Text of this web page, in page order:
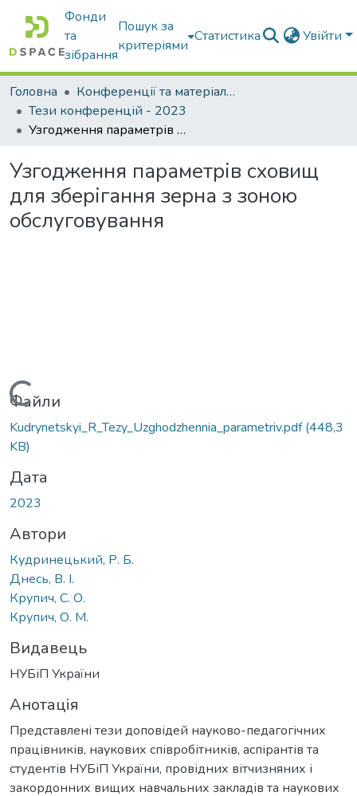
Фонди
та
зібрання
Пошук за
критеріями
Статистика Увійти
Головна
Конференції та матеріали конференцій
Тези конференцій - 2023
Узгодження параметрів сховищ для зберігання зерна з зоною обслуговування
Узгодження параметрів сховищ
для зберігання зерна з зоною
обслуговування
Вантажиться...
Файли
Kudrynetskyi_R_Tezy_Uzghodzhennia_parametriv.pdf(448,3
KB)
Дата
2023
Автори
Кудринецький, Р. Б.
Днесь, В. І.
Крупич, С. О.
Крупич, О. М.
Видавець
НУБіП України
Анотація
Представлені тези доповідей науково-педагогічних
працівників, наукових співробітників, аспірантів та
студентів НУБіП України, провідних вітчизняних і
закордонних вищих навчальних закладів та наукових